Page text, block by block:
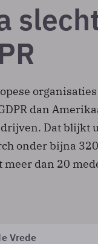
dan
Dat blijkt
onder bijna
meer dan 20
Vrede